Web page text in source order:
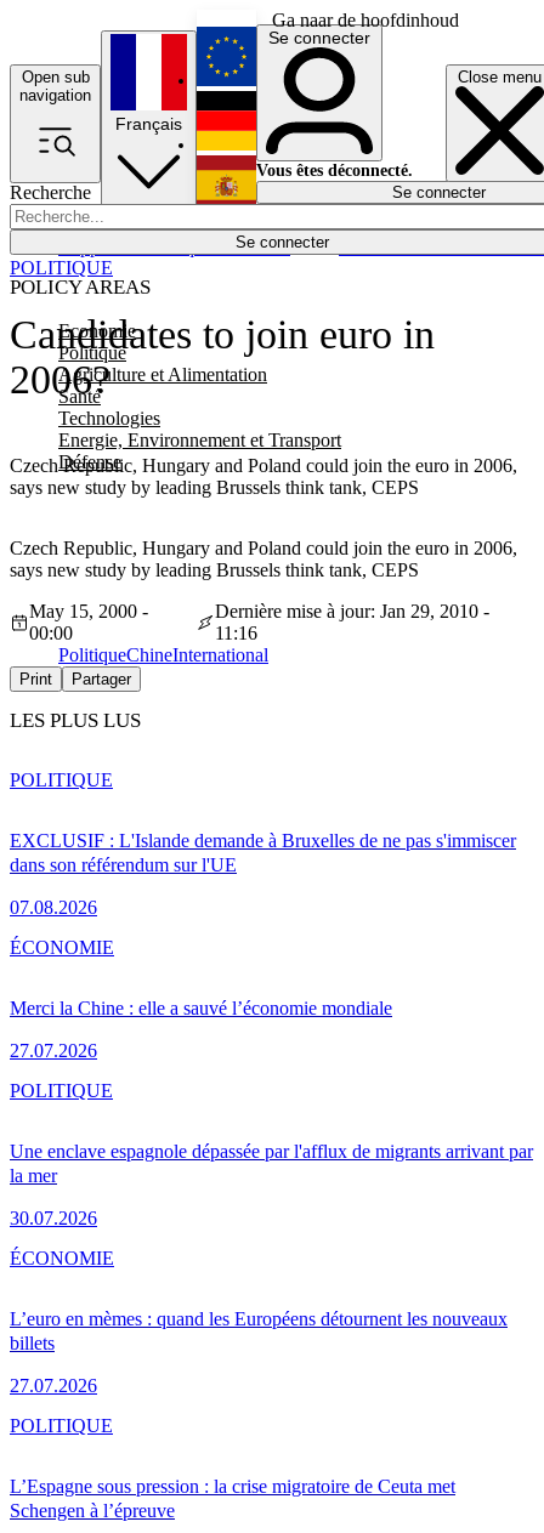
Ga naar de hoofdinhoud
Open sub
navigation
Close menu
Recherche
Se connecter
POLICY AREAS
Economie
Politique
Agriculture et Alimentation
Santé
Technologies
Energie, Environnement et Transport
Défense
Économie
Français
English
Deutsch
Español
Se connecter
Vous êtes déconnecté.
Se connecter
Candidates to join euro in
2006?
Czech Republic, Hungary and Poland could join the euro in 2006,
says new study by leading Brussels think tank, CEPS
POLITIQUE
Czech Republic, Hungary and Poland could join the euro in 2006,
says new study by leading Brussels think tank, CEPS
May 15, 2000 -
00:00
Dernière mise à jour: Jan 29, 2010 -
11:16
PolitiqueChineInternational
Print Partager
LES PLUS LUS
EXCLUSIF : L'Islande demande à Bruxelles de ne pas s'immiscer
dans son référendum sur l'UE
07.08.2026
POLITIQUE
Merci la Chine : elle a sauvé l’économie mondiale
27.07.2026
ÉCONOMIE
Une enclave espagnole dépassée par l'afflux de migrants arrivant par
la mer
30.07.2026
POLITIQUE
L’euro en mèmes : quand les Européens détournent les nouveaux
billets
27.07.2026
ÉCONOMIE
L’Espagne sous pression : la crise migratoire de Ceuta met
Schengen à l’épreuve
POLITIQUE